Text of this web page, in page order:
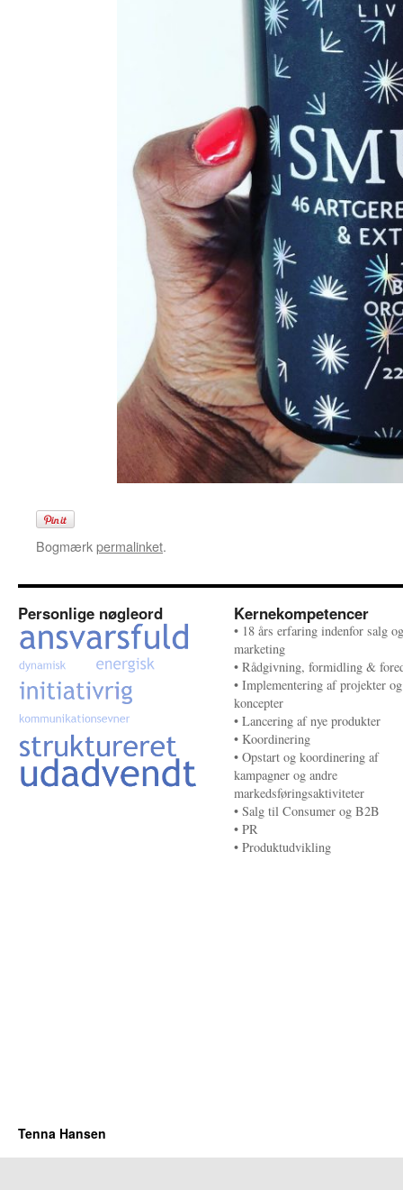
Bogmærkpermalinket.
Personlige nøgleord Kernekompetencer
• 18 års erfaring indenfor salg og
marketing
• Rådgivning, formidling &
• Implementering af projekter og
koncepter
• Lancering af nye produkter
• Koordinering
• Opstart og koordinering af
kampagner og andre
markedsføringsaktiviteter
• Salg til Consumer og B2B
• PR
• Produktudvikling
Tenna Hansen